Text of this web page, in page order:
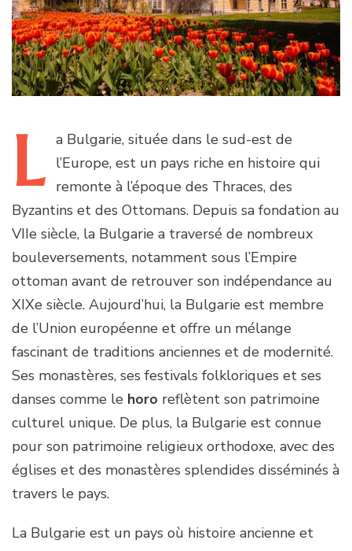
L a Bulgarie, située dans le sud-est de
l’Europe, est un pays riche en histoire qui
remonte à l’époque des Thraces, des
Byzantins et des Ottomans. Depuis sa fondation au
VIIe siècle, la Bulgarie a traversé de nombreux
bouleversements, notamment sous l’Empire
ottoman avant de retrouver son indépendance au
XIXe siècle. Aujourd’hui, la Bulgarie est membre
de l’Union européenne et offre un mélange
fascinant de traditions anciennes et de modernité.
Ses monastères, ses festivals folkloriques et ses
danses comme le horo reflètent son patrimoine
culturel unique. De plus, la Bulgarie est connue
pour son patrimoine religieux orthodoxe, avec des
églises et des monastères splendides disséminés à
travers le pays.
La Bulgarie est un pays où histoire ancienne et